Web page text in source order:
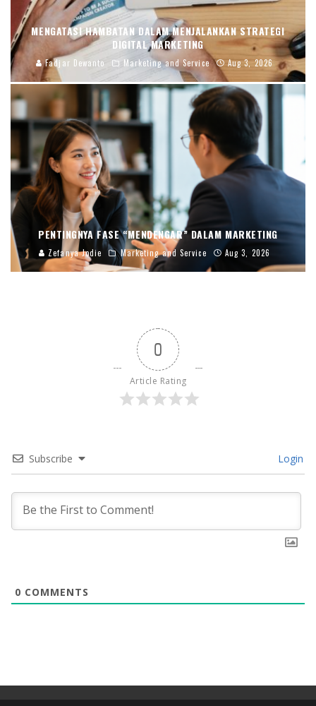
MENGATASI HAMBATAN DALAM MENJALANKAN STRATEGI
DIGITAL MARKETING
Fadjar Dewanto Marketing and Service Aug 3, 2026
PENTINGNYA FASE “MENDENGAR” DALAM MARKETING
Zefanya Jodie Marketing and Service Aug 3, 2026
0
Article Rating
Subscribe Login
0 COMMENTS